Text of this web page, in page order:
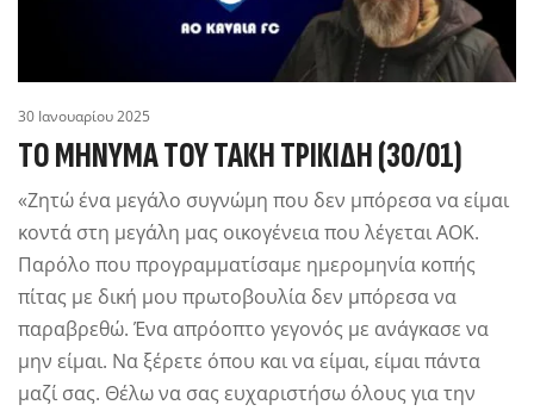
30 Ιανουαρίου 2025
ΤΟ ΜΉΝΥΜΑ ΤΟΥ ΤΆΚΗ ΤΡΙΚΊΔΗ (30/01)
«Ζητώ ένα μεγάλο συγνώμη που δεν μπόρεσα να είμαι
κοντά στη μεγάλη μας οικογένεια που λέγεται ΑΟΚ.
Παρόλο που προγραμματίσαμε ημερομηνία κοπής
πίτας με δική μου πρωτοβουλία δεν μπόρεσα να
παραβρεθώ. Ένα απρόοπτο γεγονός με ανάγκασε να
μην είμαι. Να ξέρετε όπου και να είμαι, είμαι πάντα
μαζί σας. Θέλω να σας ευχαριστήσω όλους για την